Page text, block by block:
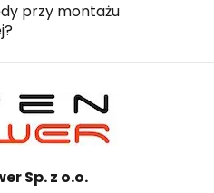
przy montażu
Sp. z o.o.